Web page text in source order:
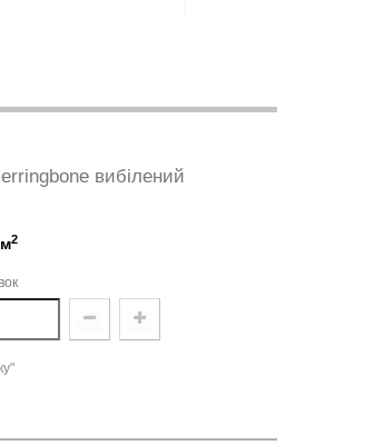
вибілений
м2